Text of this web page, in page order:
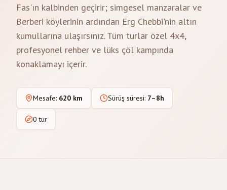
Fas'ın kalbinden geçirir; simgesel manzaralar ve
Berberi köylerinin ardından Erg Chebbi'nin altın
kumullarına ulaşırsınız. Tüm turlar özel 4x4,
profesyonel rehber ve lüks çöl kampında
konaklamayı içerir.
Mesafe: 620 km Sürüş süresi: 7–8h
0 tur